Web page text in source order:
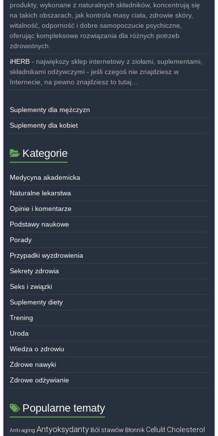
produkty, wykonane z naturalnych składników, koncentrują się
na takich obszarach, jak kontrola masy ciała, zdrowie skóry,
witalność, odporność i dobre samopoczucie psychiczne,
oferując kompleksowe rozwiązania dla różnych potrzeb
zdrowotnych.
iHERB- największy sklep internetowy z ziołami, suplementami,
składnikami odżywczymi - jeśli czegoś nie znajdziesz w
Internecie, na pewno znajdziesz to tutaj…
Suplementy dla mężczyzn
Suplementy dla kobiet
Kategorie
Medycyna akademicka
Naturalne lekarstwa
Opinie i komentarze
Podstawy naukowe
Porady
Przypadki wyzdrowienia
Sekrety zdrowia
Seks i związki
Suplementy diety
Trening
Uroda
Wiedza o zdrowiu
Zdrowe nawyki
Zdrowe odżywianie
Popularne tematy
Anti-aging Antyoksydanty Ból stawów Błonnik Cellulit Cholesterol